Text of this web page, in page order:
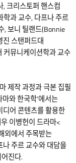
크리스토퍼 핸스컴
학과 교수, 다프나 주르
, 보니 틸랜드(Bonnie
진 스탠퍼드대
커뮤니케이션학과 교수
제작 과정과 극본 집필
와 한국학’에서는
디어 콘텐츠를 활용한
이병헌이 드라마<
외에서 주목받는
주르 교수와 대담을
진다.